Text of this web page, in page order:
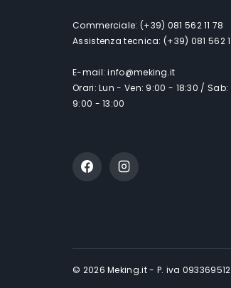
Commerciale: (+39) 081 562 11 78
Assistenza tecnica: (+39) 081 562
E-mail: info@meking.it
Orari: Lun - Ven: 9:00 - 18:30 / Sab:
9:00 - 13:00
© 2026 Meking.it - P. iva